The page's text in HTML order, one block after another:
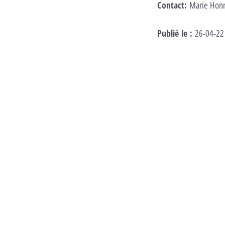
Contact: Marie
Publié le : 26-04-22